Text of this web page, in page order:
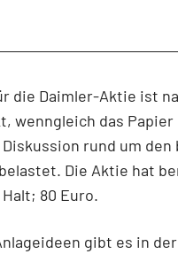
die Daimler-Aktie ist
wenngleich das
rund um
Die Aktie hat
80 Euro.
gibt es in